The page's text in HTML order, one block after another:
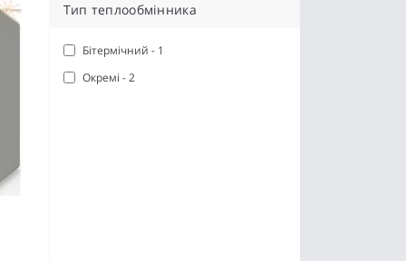
Тип теплообмінника
Бітермічний - 1
Окремі - 2